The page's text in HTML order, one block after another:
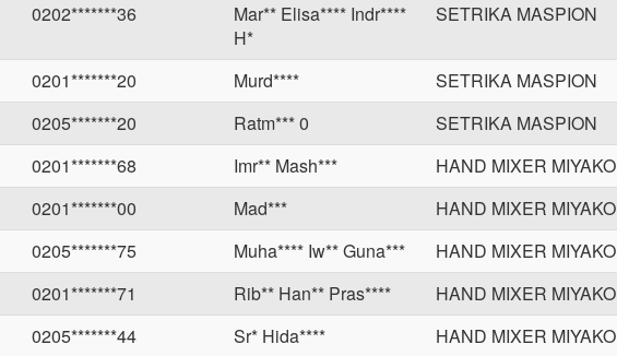
0202*******36
Mar** Elisa**** Indr****
H*
SETRIKA MASPION
0201*******20 Murd****
SETRIKA MASPION
0205*******20 Ratm*** 0
SETRIKA MASPION
0201*******68 Imr** Mash***
HAND MIXER MIYAKO
0201*******00 Mad***
HAND MIXER MIYAKO
0205*******75 Muha**** Iw** Guna***
HAND MIXER MIYAKO
0201*******71 Rib** Han** Pras****
HAND MIXER MIYAKO
0205*******44 Sr* Hida****
HAND MIXER MIYAKO